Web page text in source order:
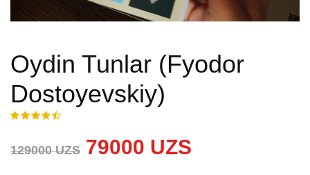
Oydin Tunlar (Fyodor
Dostoyevskiy)
129000 UZS 79000 UZS